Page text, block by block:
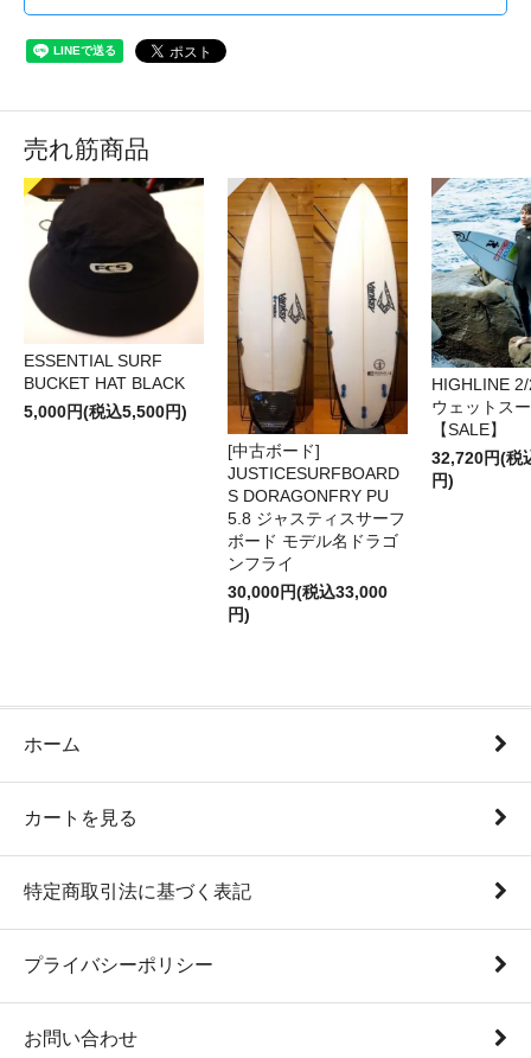
売れ筋商品
ESSENTIAL SURF
BUCKET HAT BLACK
5,000円(税込5,500円)
[中古ボード]
JUSTICESURFBOARD
S DORAGONFRY PU
5.8 ジャスティスサーフ
ボード モデル名ドラゴ
ンフライ
30,000円(税込33,000
円)
HIGHLINE
ウェットス
【SALE】
32,720円(税
円)
ホーム
カートを見る
特定商取引法に基づく表記
プライバシーポリシー
お問い合わせ